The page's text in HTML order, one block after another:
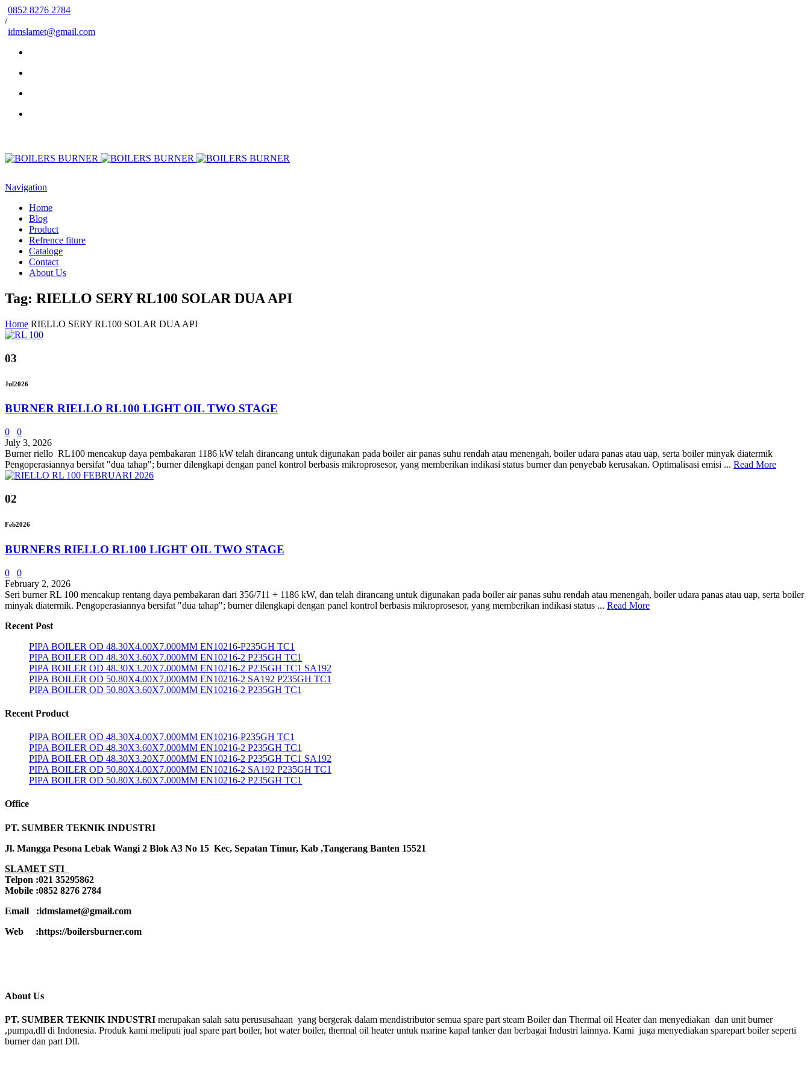
0852 8276 2784
/
idmslamet@gmail.com
Navigation
Home
Blog
Product
Refrence fiture
Cataloge
Contact
About Us
Tag: RIELLO SERY RL100 SOLAR DUA API
Home RIELLO SERY RL100 SOLAR DUA API
03
Jul2026
BURNER RIELLO RL100 LIGHT OIL TWO STAGE
0
0
July 3, 2026
Burner riello RL100 mencakup daya pembakaran 1186 kW telah dirancang untuk digunakan pada boiler air panas suhu rendah atau menengah, boiler udara panas atau uap, serta boiler minyak diatermik
Pengoperasiannya bersifat "dua tahap"; burner dilengkapi dengan panel kontrol berbasis mikroprosesor, yang memberikan indikasi status burner dan penyebab kerusakan. Optimalisasi emisi ... Read More
02
Feb2026
BURNERS RIELLO RL100 LIGHT OIL TWO STAGE
0
0
February 2, 2026
Seri burner RL 100 mencakup rentang daya pembakaran dari 356/711 ÷ 1186 kW, dan telah dirancang untuk digunakan pada boiler air panas suhu rendah atau menengah, boiler udara panas atau uap, serta boiler
minyak diatermik. Pengoperasiannya bersifat "dua tahap"; burner dilengkapi dengan panel kontrol berbasis mikroprosesor, yang memberikan indikasi status ... Read More
Recent Post
PIPA BOILER OD 48.30X4.00X7.000MM EN10216-P235GH TC1
PIPA BOILER OD 48.30X3.60X7.000MM EN10216-2 P235GH TC1
PIPA BOILER OD 48.30X3.20X7.000MM EN10216-2 P235GH TC1 SA192
PIPA BOILER OD 50.80X4.00X7.000MM EN10216-2 SA192 P235GH TC1
PIPA BOILER OD 50.80X3.60X7.000MM EN10216-2 P235GH TC1
Recent Product
PIPA BOILER OD 48.30X4.00X7.000MM EN10216-P235GH TC1
PIPA BOILER OD 48.30X3.60X7.000MM EN10216-2 P235GH TC1
PIPA BOILER OD 48.30X3.20X7.000MM EN10216-2 P235GH TC1 SA192
PIPA BOILER OD 50.80X4.00X7.000MM EN10216-2 SA192 P235GH TC1
PIPA BOILER OD 50.80X3.60X7.000MM EN10216-2 P235GH TC1
Office
PT. SUMBER TEKNIK INDUSTRI
Jl. Mangga Pesona Lebak Wangi 2 Blok A3 No 15 Kec, Sepatan Timur, Kab ,Tangerang Banten 15521
SLAMET STI
Telpon :021 35295862
Mobile :0852 8276 2784
Email :idmslamet@gmail.com
Web :https://boilersburner.com
About Us
PT. SUMBER TEKNIK INDUSTRI merupakan salah satu perususahaan yang bergerak dalam mendistributor semua spare part steam Boiler dan Thermal oil Heater dan menyediakan dan unit burner
,pumpa,dll di Indonesia. Produk kami meliputi jual spare part boiler, hot water boiler, thermal oil heater untuk marine kapal tanker dan berbagai Industri lainnya. Kami juga menyediakan sparepart boiler seperti
burner dan part Dll.